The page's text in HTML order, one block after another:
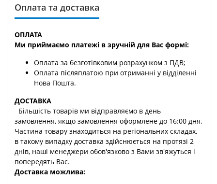
Оплата та доставка
ОПЛАТА
Ми приймаємо платежі в зручній для Вас формі:
Оплата за безготівковим розрахунком з ПДВ;
Оплата післяплатою при отриманні у відділенні
Нова Пошта.
ДОСТАВКА
Більшість товарів ми відправляємо в день
замовлення, якщо замовлення оформлене до 16:00 дня.
Частина товару знаходиться на регіональних складах,
в такому випадку доставка здійснюється на протязі 2
днів, наші менеджери обов'язково з Вами зв'яжуться і
попередять Вас.
Доставка можлива: